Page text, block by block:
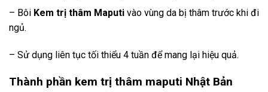
– Bôi Kem trị thâm Maputi vào vùng da bị thâm trước khi đi
ngủ.
– Sử dụng liên tục tối thiểu 4 tuần để mang lại hiệu quả.
Thành phần kem trị thâm maputi Nhật Bản